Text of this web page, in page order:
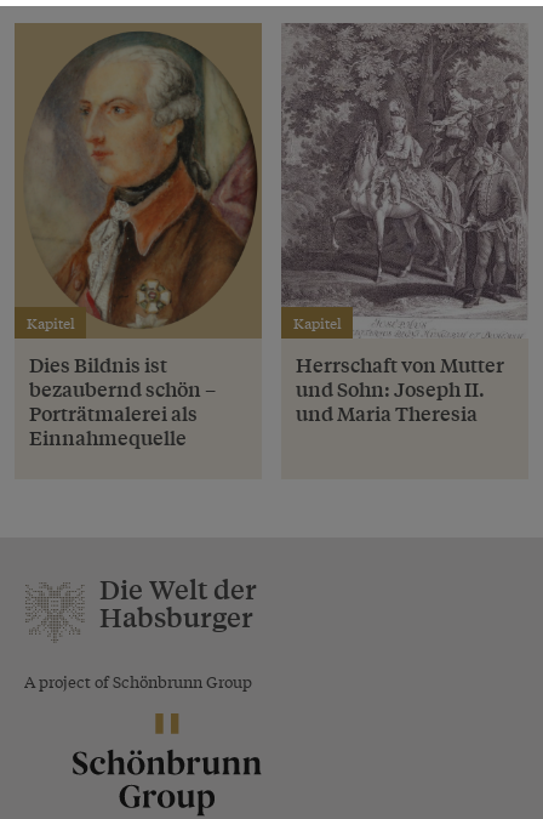
Kapitel
Dies Bildnis ist
bezaubernd schön –
Porträtmalerei als
Einnahmequelle
Kapitel
Herrschaft von Mutter
und Sohn: Joseph II.
und Maria Theresia
Die Welt der
Habsburger
A project of Schönbrunn Group